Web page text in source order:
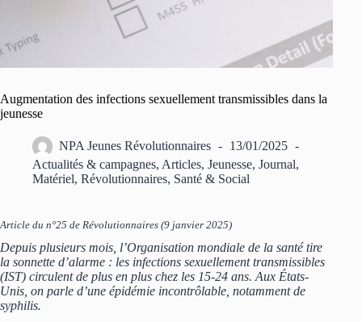
Augmentation des infections sexuellement transmissibles dans la
jeunesse
NPA Jeunes Révolutionnaires
13/01/2025
Actualités & campagnes, Articles, Jeunesse, Journal,
Matériel, Révolutionnaires, Santé & Social
Article du n°25 de Révolutionnaires (9 janvier 2025)
Depuis plusieurs mois, l’Organisation mondiale de la santé tire
la sonnette d’alarme : les infections sexuellement transmissibles
(IST) circulent de plus en plus chez les 15-24 ans. Aux États-
Unis, on parle d’une épidémie incontrôlable, notamment de
syphilis.